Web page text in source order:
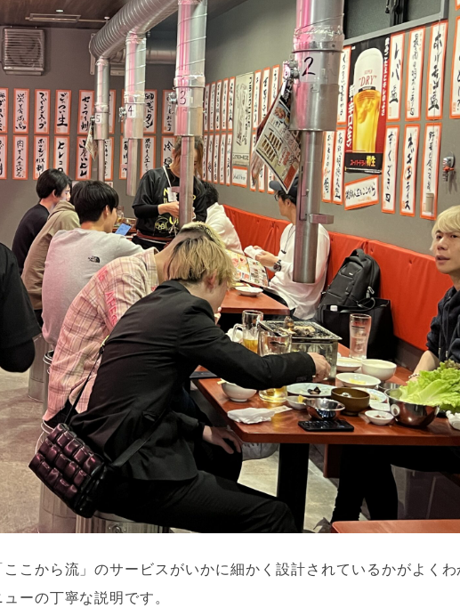
こから流」のサービスがいかに細かく設計されているかがよくわ
ーの丁寧な説明です。